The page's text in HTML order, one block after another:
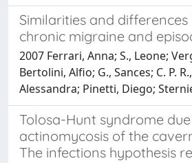
Similarities and
chronic migraine and
2007 Ferrari, Anna; S., Leone;
Bertolini, Alfio; G., Sances; C. P.
Alessandra; Pinetti, Diego;
Tolosa-Hunt syndrome
actinomycosis of the
The infections hypothesis